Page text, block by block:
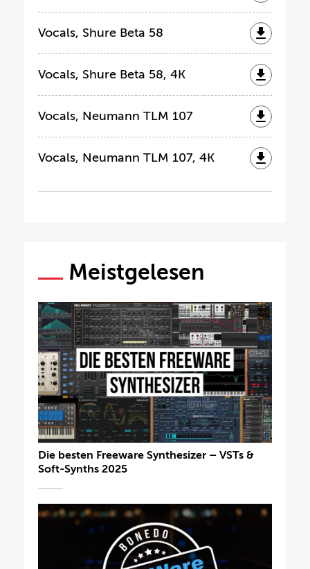
Vocals, Shure Beta 58
Vocals, Shure Beta 58, 4K
Vocals, Neumann TLM 107
Vocals, Neumann TLM 107, 4K
Meistgelesen
Die besten Freeware Synthesizer – VSTs &
Soft-Synths 2025